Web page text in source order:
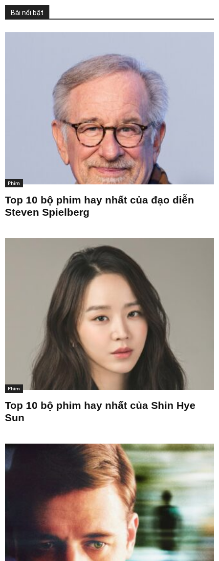
Bài nổi bật
Phim
Top 10 bộ phim hay nhất của đạo diễn
Steven Spielberg
Phim
Top 10 bộ phim hay nhất của Shin Hye
Sun